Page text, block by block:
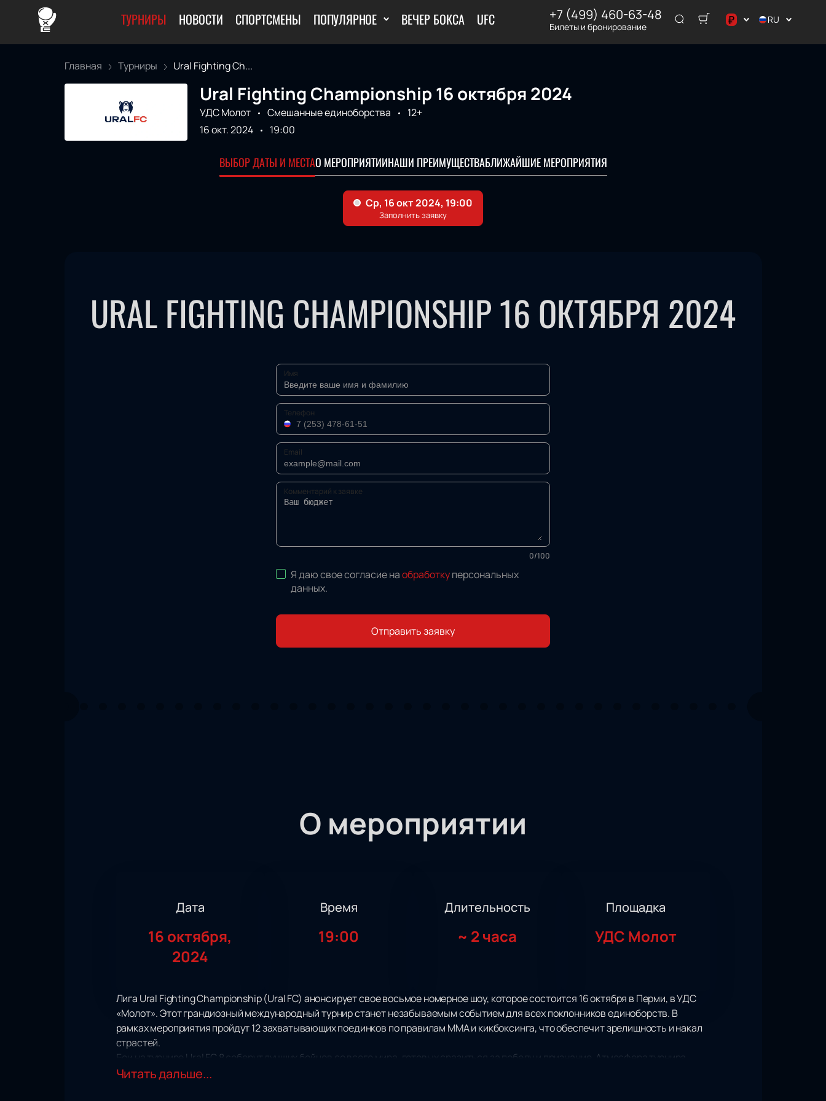
ТУРНИРЫ НОВОСТИ СПОРТСМЕНЫ ПОПУЛЯРНОЕ ВЕЧЕР БОКСА UFC +7 (499) 460-63-48
Билеты и бронирование ₽
د.إ
RU
Главная Турниры Ural Fighting Ch...
Ural Fighting Championship 16 октября 2024
УДС Молот Смешанные единоборства
12+
16 окт. 2024
19:00
ВЫБОР ДАТЫ И МЕСТАО МЕРОПРИЯТИИНАШИ ПРЕИМУЩЕСТВАБЛИЖАЙШИЕ МЕРОПРИЯТИЯ
URAL FIGHTING CHAMPIONSHIP 16 ОКТЯБРЯ 2024
Имя
Телефон
Email
Комментарий к заявке
0/100
Я даю свое согласие наобработкуперсональных
данных.
Отправить заявку
О мероприятии
Дата
16 октября,
2024
Время
19:00
Длительность
~ 2 часа
Площадка
УДС Молот
Лига Ural Fighting Championship (Ural FC) анонсирует свое восьмое номерное шоу, которое состоится 16 октября в Перми, в УДС
«Молот». Этот грандиозный международный турнир станет незабываемым событием для всех поклонников единоборств. В
рамках мероприятия пройдут 12 захватывающих поединков по правилам ММА и кикбоксинга, что обеспечит зрелищность и накал
страстей.
Бои на турнире Ural FC 8 соберут лучших бойцов со всего мира, готовых сразиться за победу и признание. Атмосфера турнира
будет пропитана адреналином и духом соперничества, а каждый поединок станет настоящим испытанием силы, выносливости и
Читать дальше...